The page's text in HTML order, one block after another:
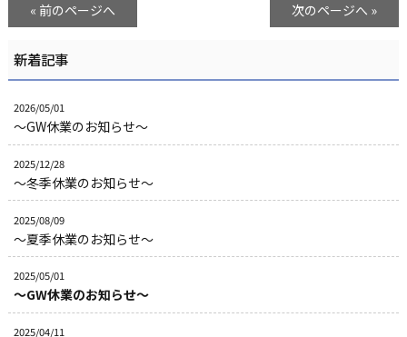
« 前のページへ 次のページへ »
新着記事
2026/05/01
～GW休業のお知らせ～
2025/12/28
～冬季休業のお知らせ～
2025/08/09
～夏季休業のお知らせ～
2025/05/01
～GW休業のお知らせ～
2025/04/11